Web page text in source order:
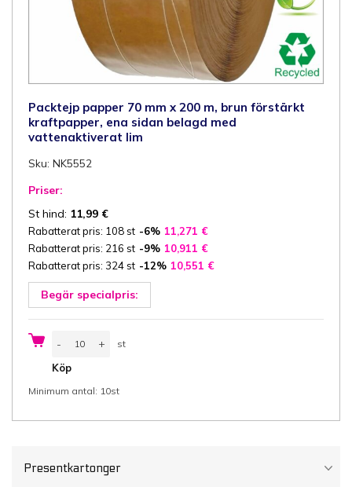
Presentkartonger
Packtejp papper 70 mm x 200 m, brun förstärkt
kraftpapper, ena sidan belagd med
vattenaktiverat lim
Sku: NK5552
Priser:
St hind: 11,99 €
Rabatterat pris: 108 st -6% 11,271 €
Rabatterat pris: 216 st -9% 10,911 €
Rabatterat pris: 324 st -12% 10,551 €
Begär specialpris:
-
papper
mm
200
förstärkt
belagd
+ st
Köp
Minimum antal: 10st